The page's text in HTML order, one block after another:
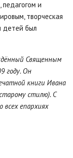
и
творческая
детей был
Священным
году. Он
книги Ивана
стилю). С
всех епархиях